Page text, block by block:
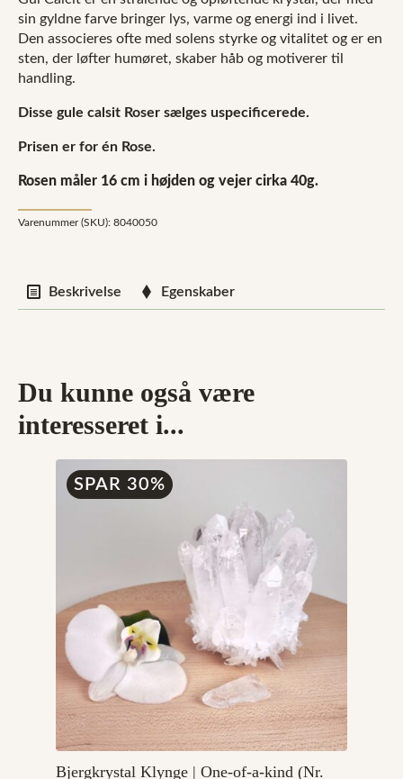
sin gyldne farve bringer lys, varme og energi ind i livet.
Den associeres ofte med solens styrke og vitalitet og er en
sten, der løfter humøret, skaber håb og motiverer til
handling.
Disse gule calsit Roser sælges uspecificerede.
Prisen er for én Rose.
Rosen måler 16 cm i højden og vejer cirka 40g.
Varenummer (SKU): 8040050
Beskrivelse Egenskaber
Du kunne også være
interesseret i...
SPAR 30%
Bjergkrystal Klynge | One-of-a-kind (Nr.